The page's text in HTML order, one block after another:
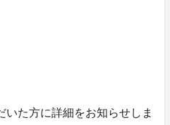
た方に詳細をお知らせしま